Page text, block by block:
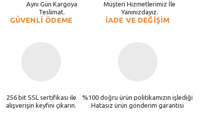
Aynı Gün Kargoya
Teslimat.
Müşteri Hizmetlerimiz İle
Yanınızdayız.
GÜVENLİ ÖDEME
256 bit SSL sertifikası ile
alışverişin keyfini çıkarın.
İADE VE DEĞİŞİM
%100 doğru ürün politikamızın işlediği
Hatasız ürün gönderim garantisi